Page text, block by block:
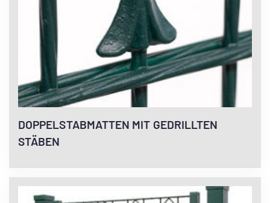
DOPPELSTABMATTEN MIT GEDRILLTEN
STÄBEN